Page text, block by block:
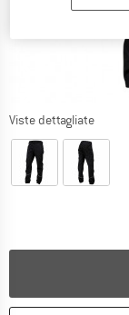
Viste dettagliate